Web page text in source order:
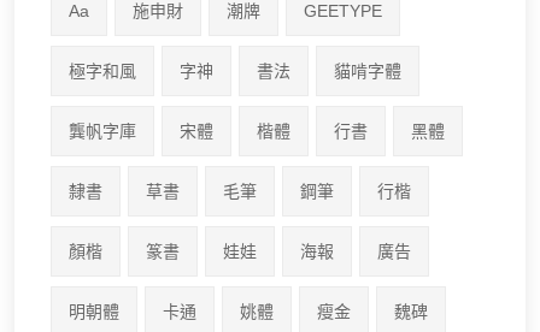
Aa 施申財 潮牌 GEETYPE
極字和風 字神 書法 貓啃字體
龔帆字庫 宋體 楷體 行書 黑體
隸書 草書 毛筆 鋼筆 行楷
顏楷 篆書 娃娃 海報 廣告
明朝體 卡通 姚體 瘦金 魏碑